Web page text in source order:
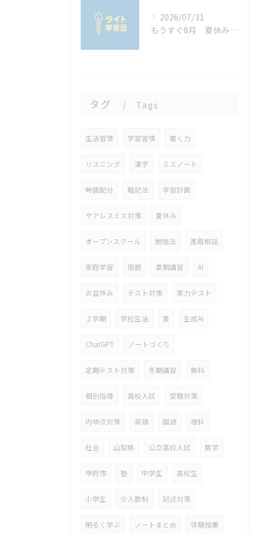
2026/07/31
もうすぐ8月 夏休みを充実させる子どもの生活習慣と学習習慣
タグ Tags
生活習慣 学習習慣 書く力
リスニング 漢字 ミスノート
時間配分 暗記法 学習計画
ケアレスミス対策 夏休み
オープンスクール 勉強法 進路相談
家庭学習 宿題 夏期講習 AI
お盆休み テスト対策 実力テスト
２学期 学校生活 夏 生成AI
ChatGPT ノートづくり
定期テスト対策 冬期講習 無料
個別指導 高校入試 受験対策
内申点対策 英語 国語 理科
社会 山梨県 公立高校入試 数学
甲府市 塾 中学生 高校生
小学生 少人数制 記述対策
明るく学ぶ ノートまとめ 体験授業